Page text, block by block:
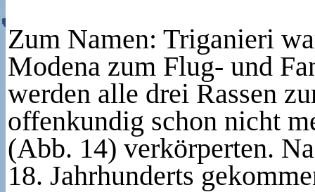
Zum Namen: Triganieri
Modena zum Flug- und
werden alle drei Rassen
offenkundig schon nicht
(Abb. 14) verkörperten.
18. Jahrhunderts